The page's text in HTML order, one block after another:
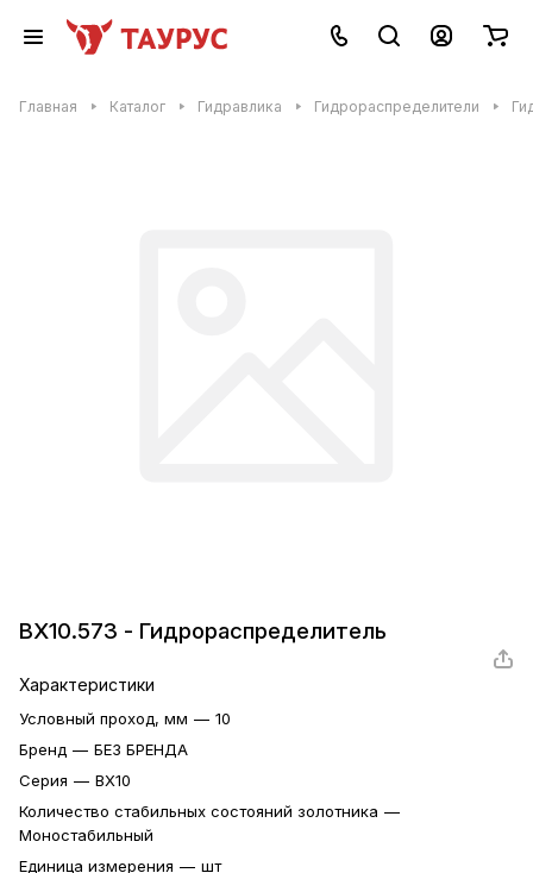
Главная Каталог Гидравлика Гидрораспределители
ВХ10.573 - Гидрораспределитель
Характеристики
Условный проход, мм — 10
Бренд — БЕЗ БРЕНДА
Серия — ВХ10
Количество стабильных состояний золотника —
Моностабильный
Единица измерения — шт